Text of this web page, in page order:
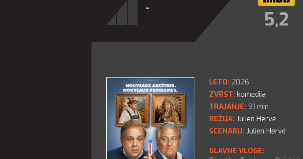
-
5,2
LETO: 2026
ZVRST: komedija
TRAJANJE: 91 min
REŽIJA: Julien Hervé
SCENARIJ: Julien Hervé
GLAVNE VLOGE: